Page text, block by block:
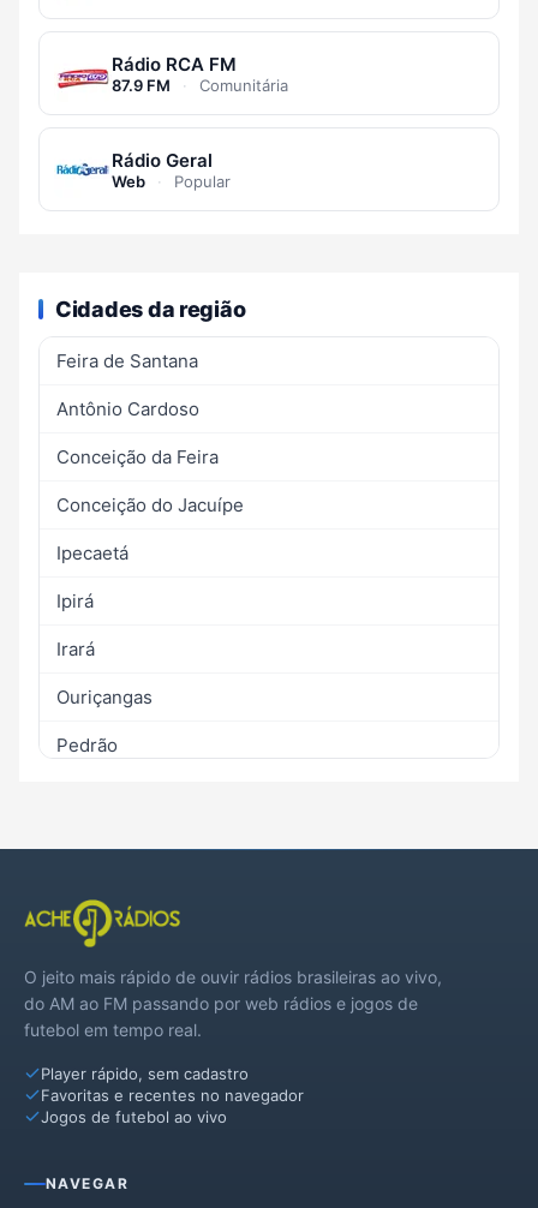
Rádio RCA FM
87.9 FM · Comunitária
Rádio Geral
Web · Popular
Cidades da região
Feira de Santana
Antônio Cardoso
Conceição da Feira
Conceição do Jacuípe
Ipecaetá
Ipirá
Irará
Ouriçangas
Pedrão
Serra Preta
Teodoro Sampaio
O jeito mais rápido de ouvir rádios brasileiras ao vivo,
do AM ao FM passando por web rádios e jogos de
futebol em tempo real.
Player rápido, sem cadastro
Favoritas e recentes no navegador
Jogos de futebol ao vivo
NAVEGAR